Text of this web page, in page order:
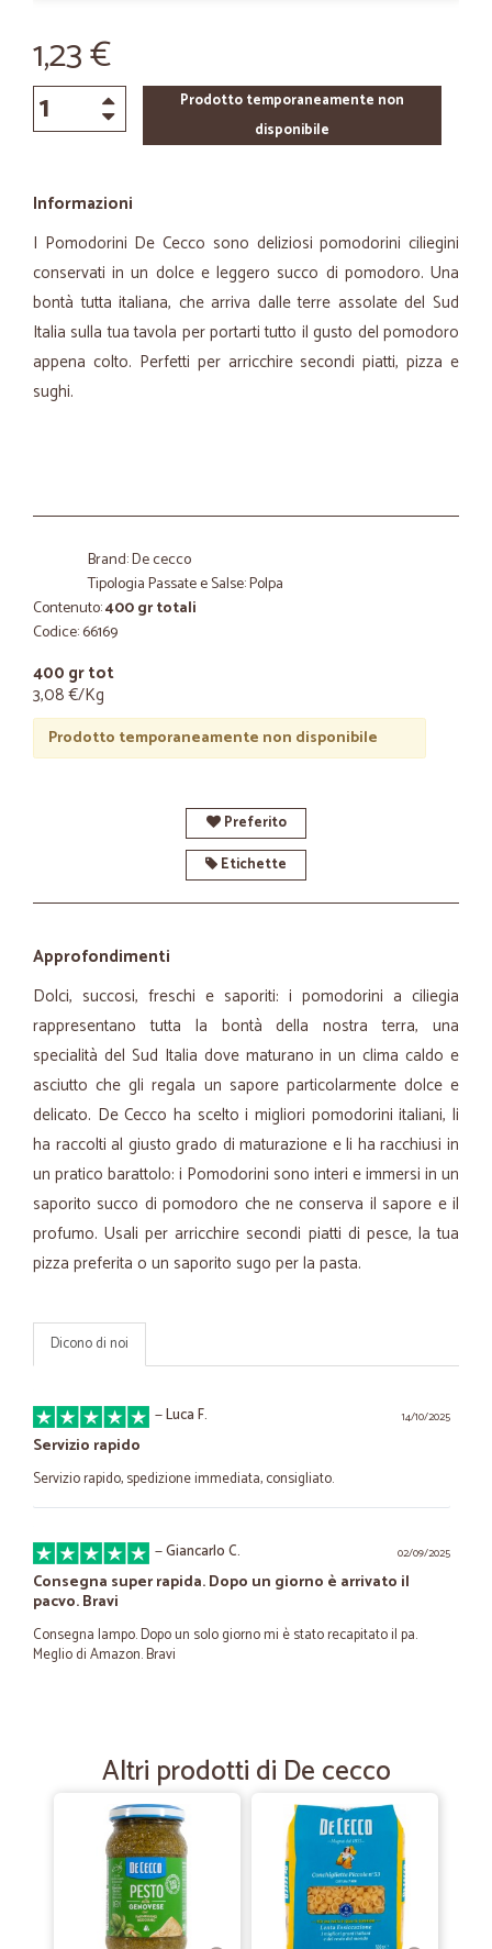
1,23 €
Prodotto temporaneamente non
disponibile
Informazioni
I Pomodorini De Cecco sono deliziosi pomodorini ciliegini
conservati in un dolce e leggero succo di pomodoro. Una
bontà tutta italiana, che arriva dalle terre assolate del Sud
Italia sulla tua tavola per portarti tutto il gusto del pomodoro
appena colto. Perfetti per arricchire secondi piatti, pizza e
sughi.
Brand: De cecco
Tipologia Passate e Salse: Polpa
Contenuto:400 gr totali
Codice: 66169
400 gr tot
3,08 €/Kg
Prodotto temporaneamente non disponibile
Preferito
Etichette
Approfondimenti
Dolci, succosi, freschi e saporiti: i pomodorini a ciliegia
rappresentano tutta la bontà della nostra terra, una
specialità del Sud Italia dove maturano in un clima caldo e
asciutto che gli regala un sapore particolarmente dolce e
delicato. De Cecco ha scelto i migliori pomodorini italiani, li
ha raccolti al giusto grado di maturazione e li ha racchiusi in
un pratico barattolo: i Pomodorini sono interi e immersi in un
saporito succo di pomodoro che ne conserva il sapore e il
profumo. Usali per arricchire secondi piatti di pesce, la tua
pizza preferita o un saporito sugo per la pasta.
Dicono di noi
14/10/2025
—Luca F.
Servizio rapido
Servizio rapido, spedizione immediata, consigliato.
02/09/2025
—Giancarlo C.
Consegna super rapida. Dopo un giorno è arrivato il
pacvo. Bravi
Consegna lampo. Dopo un solo giorno mi è stato recapitato il pa.
Meglio di Amazon. Bravi
veloci e sempre ben forniti unica pecca…
veloci e sempre ben forniti unica pecca imballaggio del prodotto
21/07/2022
—Silvia R.
fantastico servizio...prodotti di…
fantastico servizio...prodotti di qualita
Altri prodotti di De cecco